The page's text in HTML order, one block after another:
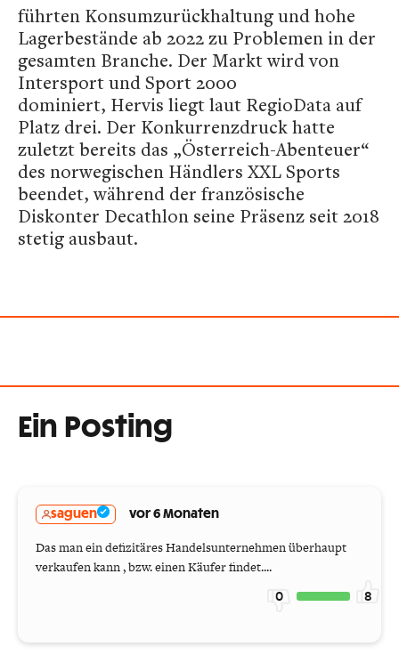
führten Konsumzurückhaltung und hohe
Lagerbestände ab 2022 zu Problemen in der
gesamten Branche. Der Markt wird von
Intersport und Sport 2000
dominiert, Hervis liegt laut RegioData auf
Platz drei. Der Konkurrenzdruck hatte
zuletzt bereits das „Österreich-Abenteuer“
des norwegischen Händlers XXL Sports
beendet, während der französische
Diskonter Decathlon seine Präsenz seit 2018
stetig ausbaut.
Ein Posting
saguen vor 6 Monaten
Das man ein defizitäres Handelsunternehmen überhaupt
verkaufen kann , bzw. einen Käufer findet....
0 8